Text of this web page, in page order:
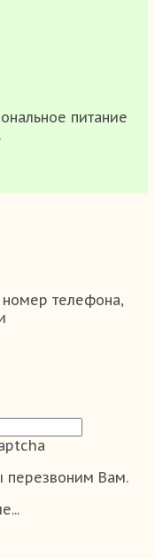
питание
телефона,
перезвоним Вам.